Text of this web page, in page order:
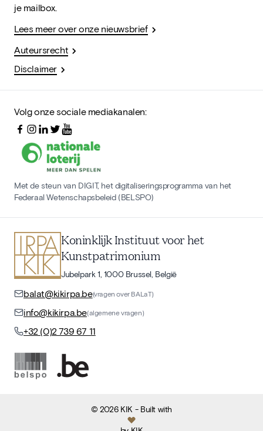
je mailbox.
Lees meer over onze nieuwsbrief
Auteursrecht
Disclaimer
Volg onze sociale mediakanalen:
Met de steun van DIGIT, het digitaliseringsprogramma van het
Federaal Wetenschapsbeleid (BELSPO)
Koninklijk Instituut voor het
Kunstpatrimonium
Jubelpark 1, 1000 Brussel, België
balat@kikirpa.be(vragen over BALaT)
info@kikirpa.be(algemene vragen)
+32 (0)2 739 67 11
©2026 KIK - Built with